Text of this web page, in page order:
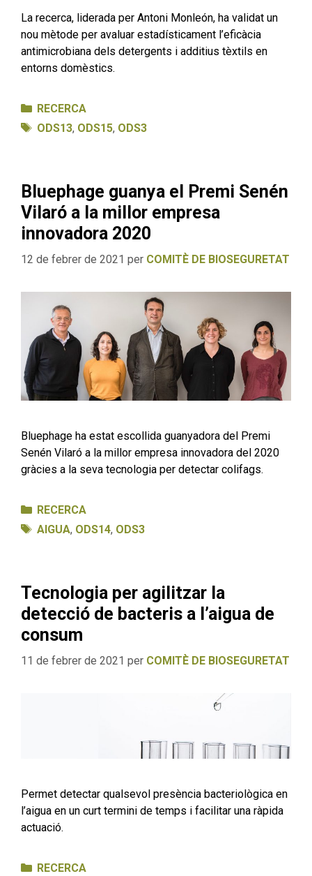
La recerca, liderada per Antoni Monleón, ha validat un
nou mètode per avaluar estadísticament l’eficàcia
antimicrobiana dels detergents i additius tèxtils en
entorns domèstics.
Categories
RECERCA
Etiquetes
ODS13, ODS15, ODS3
Bluephage guanya el Premi Senén
Vilaró a la millor empresa
innovadora 2020
12 de febrer de 2021 per COMITÈ DE BIOSEGURETAT
Bluephage ha estat escollida guanyadora del Premi
Senén Vilaró a la millor empresa innovadora del 2020
gràcies a la seva tecnologia per detectar colifags.
Categories
RECERCA
Etiquetes
AIGUA, ODS14, ODS3
Tecnologia per agilitzar la
detecció de bacteris a l’aigua de
consum
11 de febrer de 2021 per COMITÈ DE BIOSEGURETAT
Permet detectar qualsevol presència bacteriològica en
l’aigua en un curt termini de temps i facilitar una ràpida
actuació.
Categories
RECERCA